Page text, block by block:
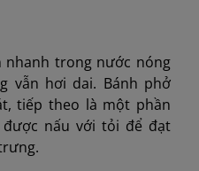
nhanh trong nước nóng
vẫn hơi dai. Bánh phở
tiếp theo là một phần
nấu với tỏi để đạt